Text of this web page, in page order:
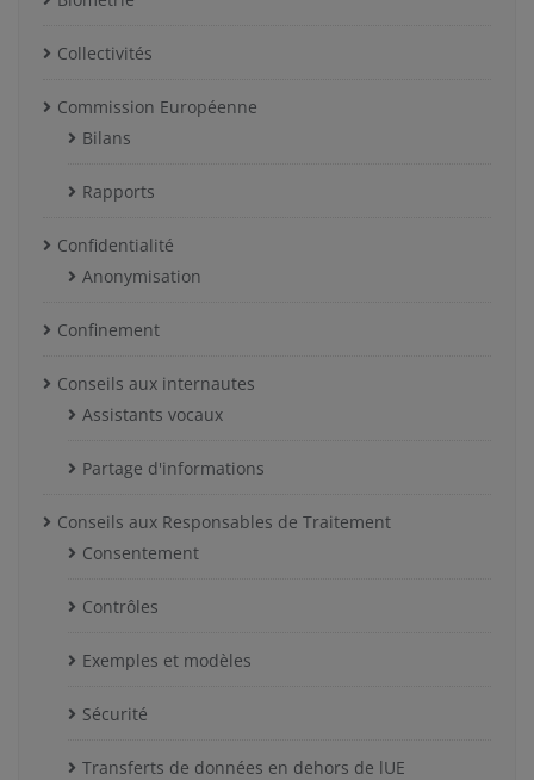
Collectivités
Commission Européenne
Bilans
Rapports
Confidentialité
Anonymisation
Confinement
Conseils aux internautes
Assistants vocaux
Partage d'informations
Conseils aux Responsables de Traitement
Consentement
Contrôles
Exemples et modèles
Sécurité
Transferts de données en dehors de lUE